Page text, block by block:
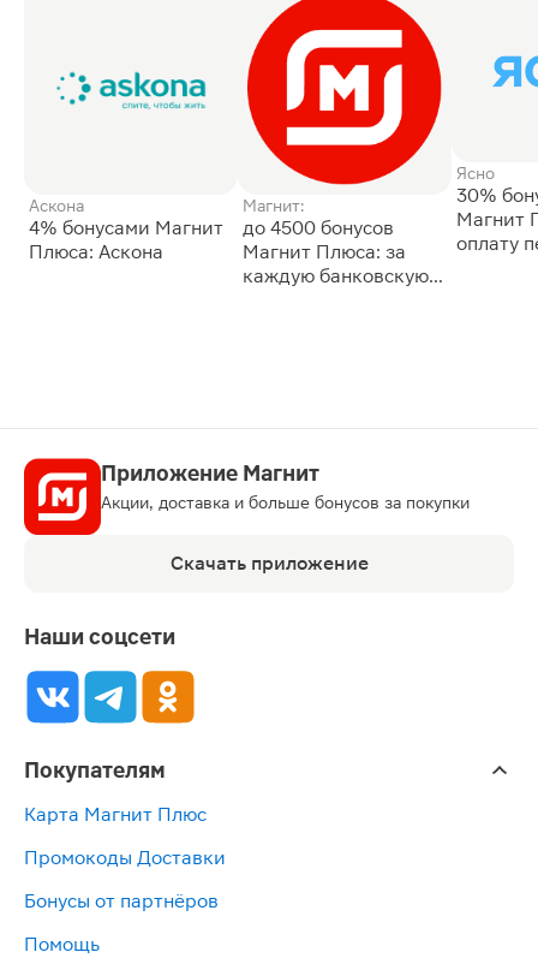
Аскона
4% бонусами Магнит
Плюса: Аскона
Магнит:
до 4500 бонусов
Магнит Плюса: за
каждую банковскую
Ясно
30%
Магнит
оплату
Приложение Магнит
Акции, доставка и больше бонусов за покупки
Скачать приложение
Наши соцсети
Покупателям
Карта Магнит Плюс
Промокоды Доставки
Бонусы от партнёров
Помощь